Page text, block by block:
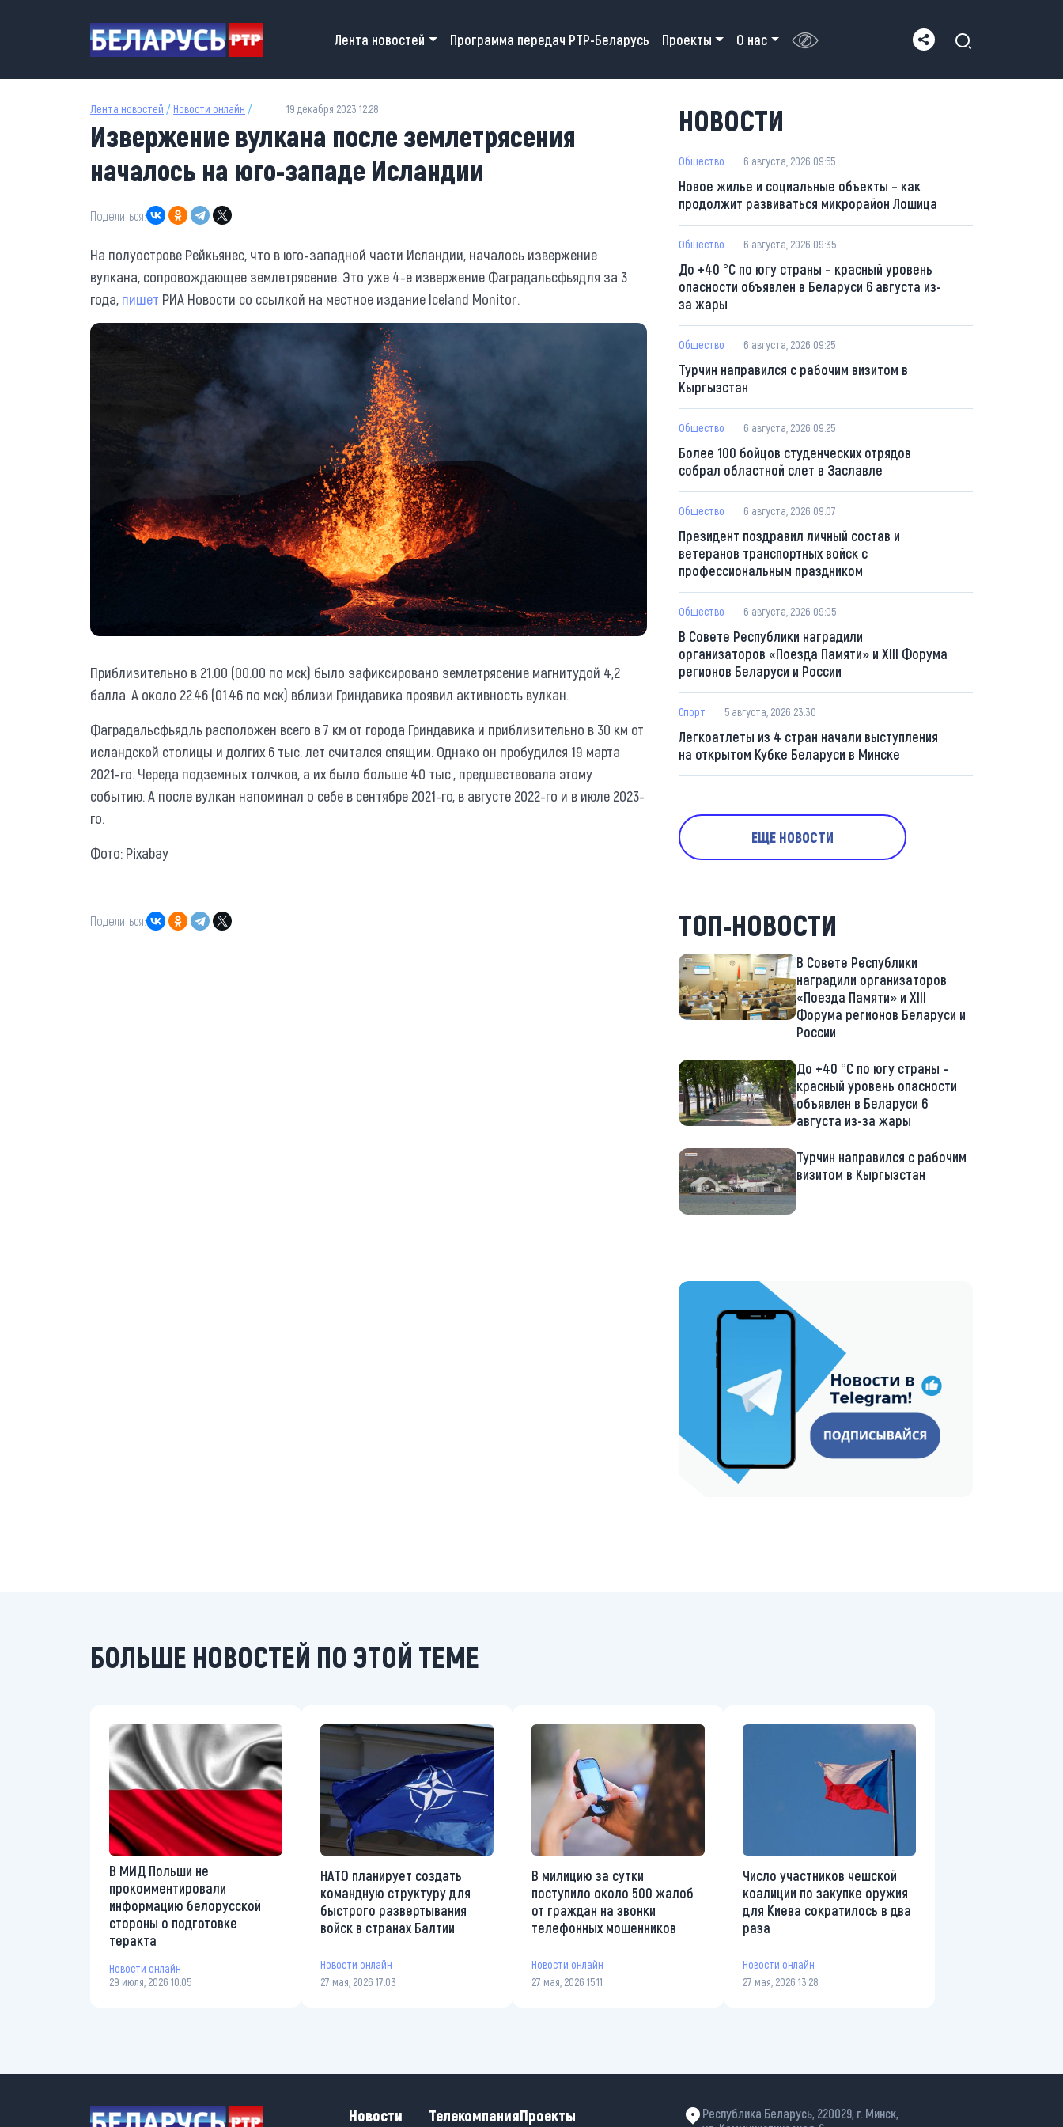
Main navigation
Лента новостей Программа передач РТР-Беларусь Проекты О нас
Лента новостей / Новости онлайн / 19 декабря 2023 12:28
Извержение вулкана после землетрясения
началось на юго-западе Исландии
Поделиться:
На полуострове Рейкьянес, что в юго-западной части Исландии, началось извержение
вулкана, сопровождающее землетрясение. Это уже 4-е извержение Фаградальсфьядля за 3
года, пишет РИА Новости со ссылкой на местное издание Iceland Monitor.
Приблизительно в 21.00 (00.00 по мск) было зафиксировано землетрясение магнитудой 4,2
балла. А около 22.46 (01.46 по мск) вблизи Гриндавика проявил активность вулкан.
Фаградальсфьядль расположен всего в 7 км от города Гриндавика и приблизительно в 30 км от
исландской столицы и долгих 6 тыс. лет считался спящим. Однако он пробудился 19 марта
2021-го. Череда подземных толчков, а их было больше 40 тыс., предшествовала этому
событию. А после вулкан напоминал о себе в сентябре 2021-го, в августе 2022-го и в июле 2023-
го.
Фото: Pixabay
Поделиться:
НОВОСТИ
Общество 6 августа, 2026 09:55
Новое жилье и социальные объекты – как
продолжит развиваться микрорайон Лошица
Общество 6 августа, 2026 09:35
До +40 °С по югу страны – красный уровень
опасности объявлен в Беларуси 6 августа из-
за жары
Общество 6 августа, 2026 09:25
Турчин направился с рабочим визитом в
Кыргызстан
Общество 6 августа, 2026 09:25
Более 100 бойцов студенческих отрядов
собрал областной слет в Заславле
Общество 6 августа, 2026 09:07
Президент поздравил личный состав и
ветеранов транспортных войск с
профессиональным праздником
Общество 6 августа, 2026 09:05
В Совете Республики наградили
организаторов «Поезда Памяти» и XIII Форума
регионов Беларуси и России
Спорт 5 августа, 2026 23:30
Легкоатлеты из 4 стран начали выступления
на открытом Кубке Беларуси в Минске
ЕЩЕ НОВОСТИ
ТОП-НОВОСТИ
В Совете Республики
наградили организаторов
«Поезда Памяти» и XIII
Форума регионов Беларуси и
России
До +40 °С по югу страны –
красный уровень опасности
объявлен в Беларуси 6
августа из-за жары
Турчин направился с рабочим
визитом в Кыргызстан
https://t.me/minskctvby
БОЛЬШЕ НОВОСТЕЙ ПО ЭТОЙ ТЕМЕ
В МИД Польши не
прокомментировали
информацию белорусской
стороны о подготовке
теракта
Новости онлайн
29 июля, 2026 10:05
НАТО планирует создать
командную структуру для
быстрого развертывания
войск в странах Балтии
Новости онлайн
27 мая, 2026 17:03
В милицию за сутки
поступило около 500 жалоб
от граждан на звонки
телефонных мошенников
Новости онлайн
27 мая, 2026 15:11
Число участников чешской
коалиции по закупке оружия
для Киева сократилось в два
раза
Новости онлайн
27 мая, 2026 13:28
Новости ТелекомпанияПроекты
Республика Беларусь, 220029, г. Минск,